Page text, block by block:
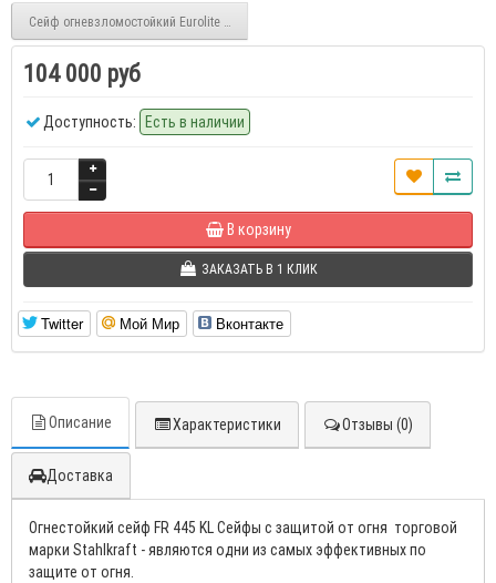
Сейф огневзломостойкий Eurolite FS 40 W KL
104 000 руб
Доступность: Есть в наличии
В корзину
ЗАКАЗАТЬ В 1 КЛИК
Twitter Мой Мир Вконтакте
Описание Характеристики Отзывы (0)
Доставка
Огнестойкий сейф FR 445 KL Сейфы с защитой от огня торговой
марки Stahlkraft - являются одни из самых эффективных по
защите от огня.